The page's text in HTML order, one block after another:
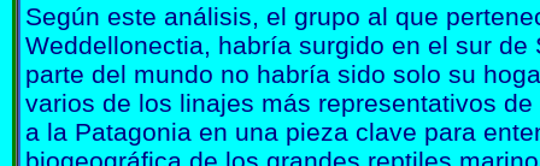
Según este análisis, el grupo al que
Weddellonectia, habría surgido en el sur
parte del mundo no habría sido solo su
varios de los linajes más representativos
a la Patagonia en una pieza clave para
biogeográfica de los grandes reptiles